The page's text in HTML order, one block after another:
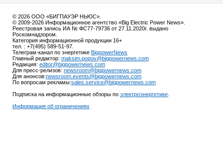
© 2026 ООО «БИГПАУЭР НЬЮС».
© 2009-2026 Информационное агентство «Big Electric Power News».
Реестровая запись ИА № ФС77-79736 от 27.11.2020г. выдано
Роскомнадзором.
Категория информационной продукции 16+
тел. : +7(495) 589-51-97.
Телеграм-канал по энергетике BigpowerNews
Главный редактор: maksim.popov@bigpowernews.com
Редакция: editor@bigpowernews.com
Для пресс-релизов: newsroom@bigpowernews.com
Для анонсов:newsroom.events@bigpowernews.com
По вопросам рекламы:sales.service@bigpowernews.com
Подписка на информационные обзоры по электроэнергетике
Информация об ограничениях